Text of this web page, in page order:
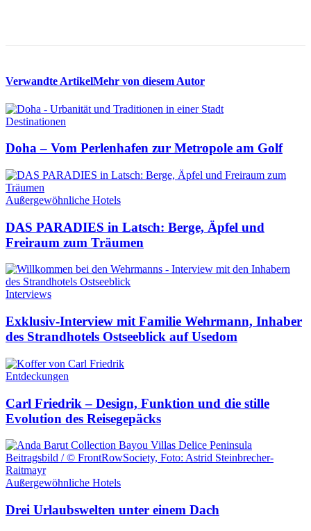
Verwandte ArtikelMehr von diesem Autor
Destinationen
Doha – Vom Perlenhafen zur Metropole am Golf
Außergewöhnliche Hotels
DAS PARADIES in Latsch: Berge, Äpfel und
Freiraum zum Träumen
Interviews
Exklusiv-Interview mit Familie Wehrmann, Inhaber
des Strandhotels Ostseeblick auf Usedom
Entdeckungen
Carl Friedrik – Design, Funktion und die stille
Evolution des Reisegepäcks
Außergewöhnliche Hotels
Drei Urlaubswelten unter einem Dach